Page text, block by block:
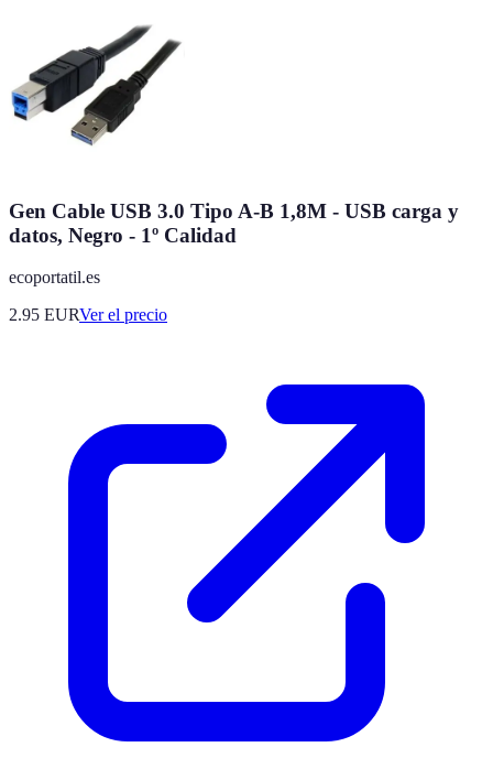
Gen Cable USB 3.0 Tipo A-B 1,8M - USB carga y
datos, Negro - 1º Calidad
ecoportatil.es
2.95 EURVer el precio